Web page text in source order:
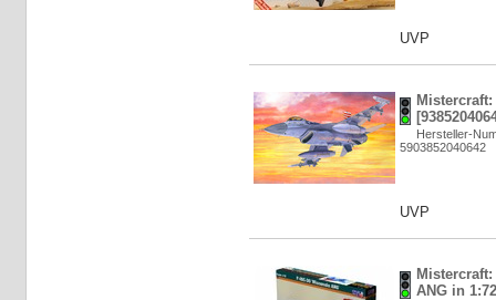
UVP
Hersteller-
5903852040642
UVP
ANG in